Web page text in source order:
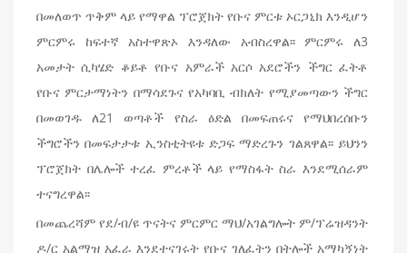
በመለወጥ ጥቅም ላይ የማዋል ፕሮጀክት የቡና ምርቱ ኦርጋኒክ እንዲሆን
ምርምሩ ከፍተኛ አስተዋጽኦ እንዳለው አብስረዋል፡፡ ምርምሩ ለ3
አመታት ሲካሄድ ቆይቶ የቡና አምራች አርሶ አደሮችን ችግር ፈትቶ
የቡና ምርታማነትን በማሳደጉና የአካባቢ ብክለት የሚያመጣውን ችግር
በመወገዱ ለ21 ወጣቶች የስራ ዕድል በመፍጠሩና የማህበረሰቡን
ችግሮችን በመፍታታቱ ኢንስቲትዩቱ ድጋፍ ማድረጉን ገልጸዋል፡፡ ይህንን
ፕሮጀክት በሌሎች ተረፈ ምረቶች ላይ የማስፋት ስራ እንደሚሰራም
ተናግረዋል፡፡
በመጨረሻም የደ/ብ/ዩ ጥናትና ምርምር ማህ/አገልግሎት ም/ፕሬዝዳንት
ዶ/ር አልማዝ አፈራ እንደተናገሩት የቡና ገለፈትን በትሎች አማካኝነት